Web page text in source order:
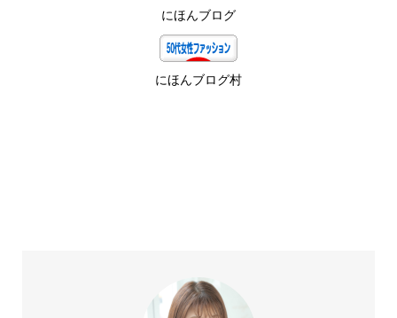
にほんブログ
にほんブログ村